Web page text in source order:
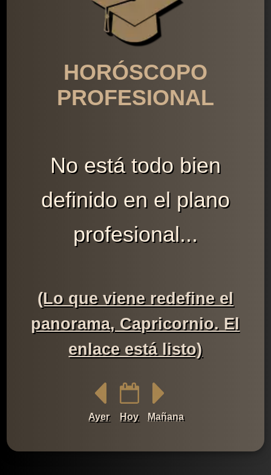
HORÓSCOPO
PROFESIONAL
No está todo bien
definido en el plano
profesional...
(Lo que viene redefine el
panorama, Capricornio. El
enlace está listo)
Ayer Hoy Mañana